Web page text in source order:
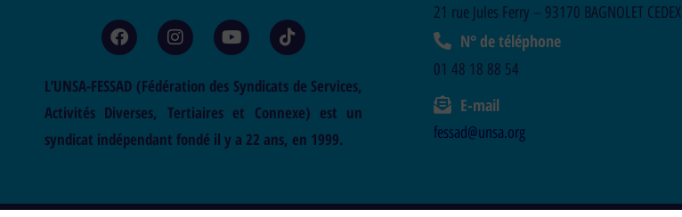
L’UNSA-FESSAD (Fédération des Syndicats de Services,
Activités Diverses, Tertiaires et Connexe) est un
syndicat indépendant fondé il y a 22 ans, en 1999.
21 rue Jules Ferry – 93170 BAGNOLET CEDEX
N° de téléphone
01 48 18 88 54
E-mail
fessad@unsa.org